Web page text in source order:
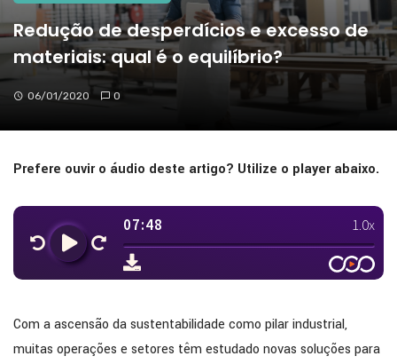
Redução de desperdícios e excesso de
materiais: qual é o equilíbrio?
06/01/2020 0
Prefere ouvir o áudio deste artigo? Utilize o player abaixo.
Com a ascensão da sustentabilidade como pilar industrial,
muitas operações e setores têm estudado novas soluções para